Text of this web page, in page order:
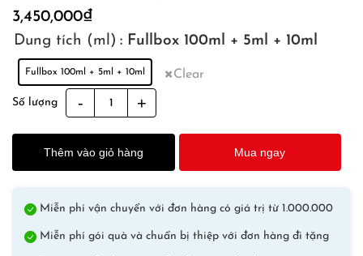
3,450,000₫
Dung tích (ml) : Fullbox 100ml + 5ml + 10ml
Fullbox 100ml + 5ml + 10ml Clear
Số lượng
Gucci
Flora
Gorgeous
Gardenia
quantity
Thêm vào giỏ hàng Mua ngay
Miễn phí vận chuyển với đơn hàng có giá trị từ 1.000.000
Miễn phí gói quà và chuẩn bị thiệp với đơn hàng đi tặng